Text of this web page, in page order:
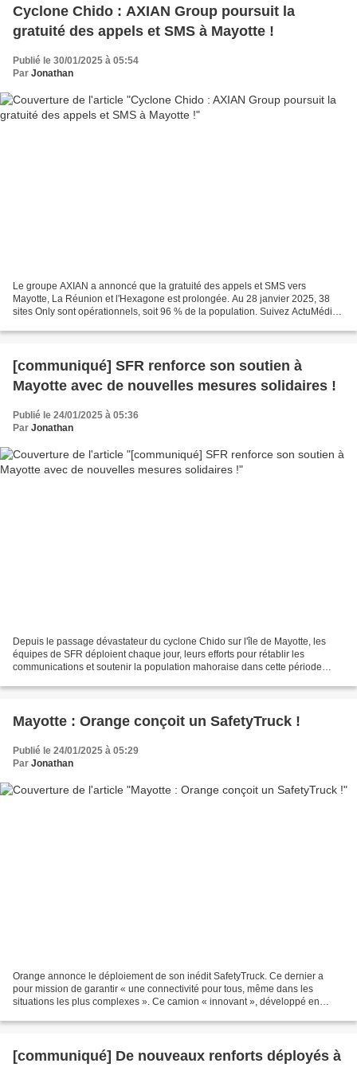
Cyclone Chido : AXIAN Group poursuit la
gratuité des appels et SMS à Mayotte !
Publié le 30/01/2025 à 05:54
Par Jonathan
Le groupe AXIAN a annoncé que la gratuité des appels et SMS vers
Mayotte, La Réunion et l'Hexagone est prolongée. Au 28 janvier 2025, 38
sites Only sont opérationnels, soit 96 % de la population. Suivez ActuMédias
[communiqué] SFR renforce son soutien à
Mayotte avec de nouvelles mesures solidaires !
Publié le 24/01/2025 à 05:36
Par Jonathan
Depuis le passage dévastateur du cyclone Chido sur l'île de Mayotte, les
équipes de SFR déploient chaque jour, leurs efforts pour rétablir les
communications et soutenir la population mahoraise dans cette période
Mayotte : Orange conçoit un SafetyTruck !
Publié le 24/01/2025 à 05:29
Par Jonathan
Orange annonce le déploiement de son inédit SafetyTruck. Ce dernier a
pour mission de garantir « une connectivité pour tous, même dans les
situations les plus complexes ». Ce camion « innovant », développé en
[communiqué] De nouveaux renforts déployés à